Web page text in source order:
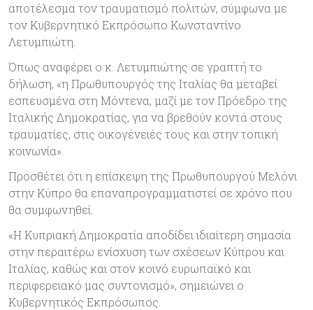
αποτέλεσμα τον τραυματισμό πολιτών, σύμφωνα με
τον Κυβερνητικό Εκπρόσωπο Κωνσταντίνο
Λετυμπιώτη.
Όπως αναφέρει ο κ. Λετυμπιώτης σε γραπτή το
δήλωση, «η Πρωθυπουργός της Ιταλίας θα μεταβεί
εσπευσμένα στη Μόντενα, μαζί με τον Πρόεδρο της
Ιταλικής Δημοκρατίας, για να βρεθούν κοντά στους
τραυματίες, στις οικογένειές τους και στην τοπική
κοινωνία».
Προσθέτει ότι η επίσκεψη της Πρωθυπουργού Μελόνι
στην Κύπρο θα επαναπρογραμματιστεί σε χρόνο που
θα συμφωνηθεί.
«Η Κυπριακή Δημοκρατία αποδίδει ιδιαίτερη σημασία
στην περαιτέρω ενίσχυση των σχέσεων Κύπρου και
Ιταλίας, καθώς και στον κοινό ευρωπαϊκό και
περιφερειακό μας συντονισμό», σημειώνει ο
Κυβερνητικός Εκπρόσωπος.